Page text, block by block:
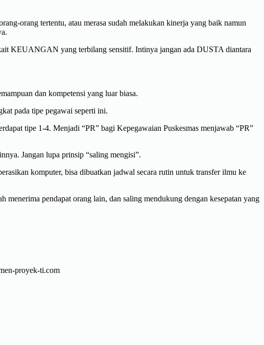
orang tertentu, atau merasa sudah melakukan kinerja yang baik namun
KEUANGAN yang terbilang sensitif. Intinya jangan ada DUSTA diantara
dan kompetensi yang luar biasa.
pada tipe pegawai seperti ini.
tipe 1-4. Menjadi “PR” bagi Kepegawaian Puskesmas menjawab “PR”
Jangan lupa prinsip “saling mengisi”.
komputer, bisa dibuatkan jadwal secara rutin untuk transfer ilmu ke
menerima pendapat orang lain, dan saling mendukung dengan kesepatan yang
proyek-ti.com